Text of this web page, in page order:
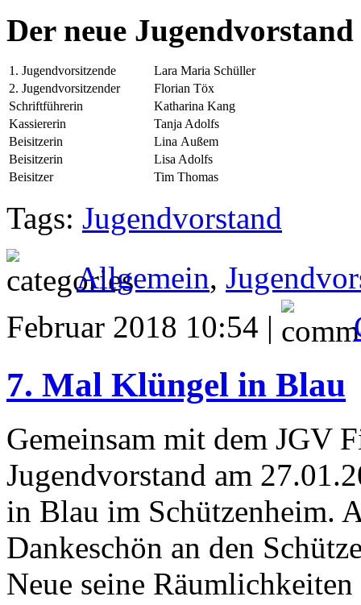
Der neue Jugendvorstand
1. Jugendvorsitzende
Lara Maria Schüller
2. Jugendvorsitzender
Florian Töx
Schriftführerin
Katharina Kang
Kassiererin
Tanja Adolfs
Beisitzerin
Lina Außem
Beisitzerin
Lisa Adolfs
Beisitzer
Tim Thomas
Tags: Jugendvorstand
Allgemein,
Februar 2018 10:54 |
7. Mal Klüngel in Blau
Gemeinsam mit dem JGV
Jugendvorstand am
in Blau im Schützenheim.
Dankeschön an den
Neue seine